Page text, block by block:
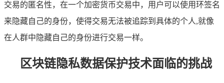
交易的匿名性，在一个加密货币交易中，用户可以使用环签名
来隐藏自己的身份，使得交易无法被追踪到具体的个人,就像
在人群中隐藏自己的身份进行交易一样。
区块链隐私数据保护技术面临的挑战